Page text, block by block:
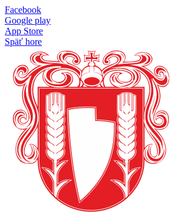
Facebook
Google play
App Store
Späť hore